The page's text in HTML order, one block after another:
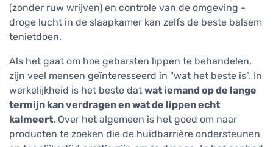
(zonder ruw wrijven) en controle van de omgeving -
droge lucht in de slaapkamer kan zelfs de beste balsem
tenietdoen.
Als het gaat om hoe gebarsten lippen te behandelen,
zijn veel mensen geïnteresseerd in "wat het beste is". In
werkelijkheid is het beste dat wat iemand op de lange
termijn kan verdragen en wat de lippen echt
kalmeert. Over het algemeen is het goed om naar
producten te zoeken die de huidbarrière ondersteunen